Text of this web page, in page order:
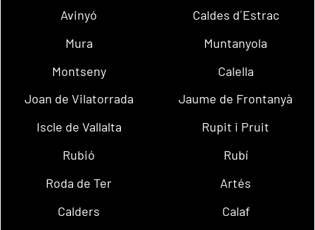
Avinyó
Caldes d´Estrac
Mura
Muntanyola
Montseny
Calella
Joan de Vilatorrada
Jaume de Frontanyà
Iscle de Vallalta
Rupit i Pruit
Rubió
Rubí
Roda de Ter
Artés
Calders
Calaf